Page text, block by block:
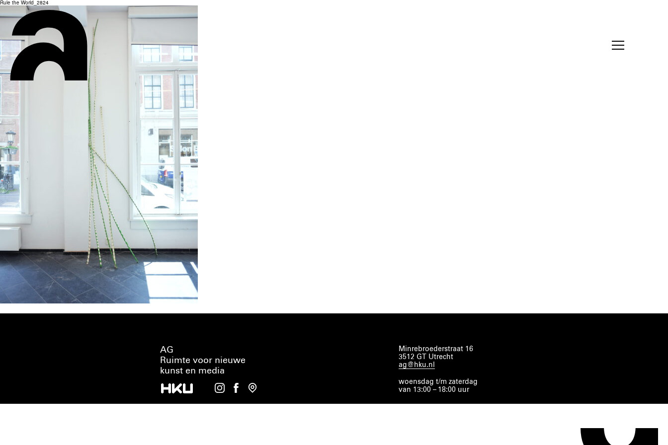
Rule the World_2824
AG
Ruimte voor nieuwe
kunst en media
Minrebroederstraat 16
3512 GT Utrecht
ag@hku.nl
woensdag t/m zaterdag
van 13:00 – 18:00 uur